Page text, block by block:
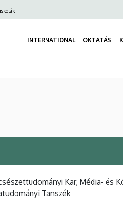
INTERNATIONAL OKTATÁS
Kar, Média- és
Tanszék